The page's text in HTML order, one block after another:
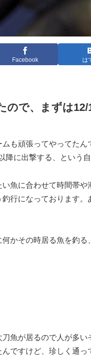
Facebook は
ので、まずは12/
も頑張ってやってた
降に出撃する、という
魚に合わせて時間帯
釣行になっております
かその時居る魚を釣る
魚が居るので人が多
ですけど、珍しく通